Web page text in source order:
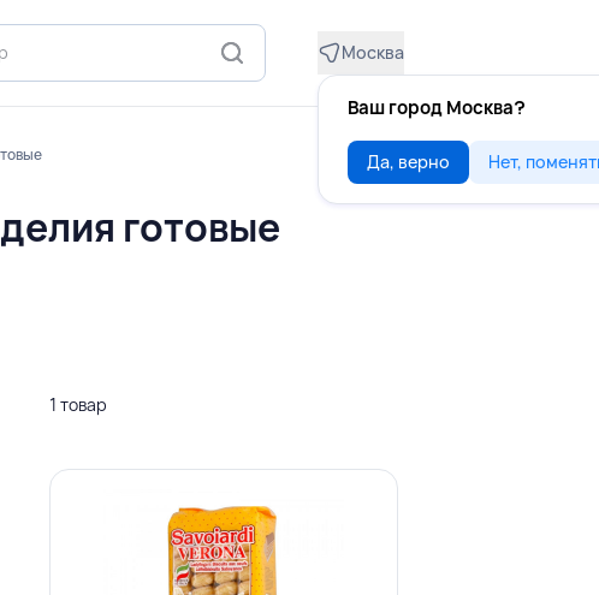
Москва
Ваш город Москва?
Да, верно Нет,
готовые
1 товар